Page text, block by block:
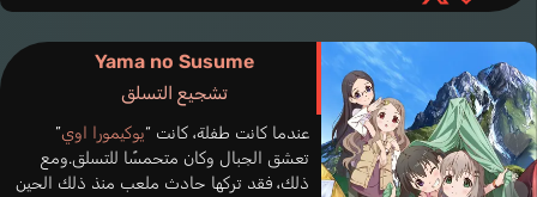
Yama no Susume
تشجيع التسلق
عندما كانت طفلة، كانت “يوكيمورا اوي”
تعشق الجبال وكان متحمسًا للتسلق.ومع
ذلك، فقد تركها حادث ملعب منذ ذلك الحين